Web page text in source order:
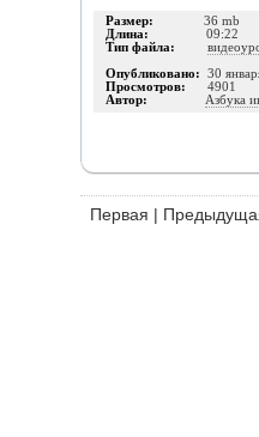
Размер: 36 mb
Длина: 09:22
Тип файла:
Опубликовано: 30
Просмотров: 4901
Автор: Азбука
Первая |